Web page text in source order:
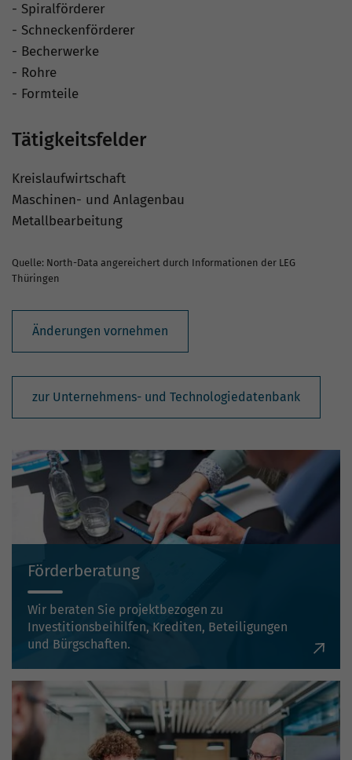
- Spiralförderer
- Schneckenförderer
- Becherwerke
- Rohre
- Formteile
Tätigkeitsfelder
Kreislaufwirtschaft
Maschinen- und Anlagenbau
Metallbearbeitung
Quelle: North-Data angereichert durch Informationen der LEG
Thüringen
Änderungen vornehmen
zur Unternehmens- und Technologiedatenbank
Förderberatung
Wir beraten Sie projektbezogen zu
Investitionsbeihilfen, Krediten, Beteiligungen
und Bürgschaften.